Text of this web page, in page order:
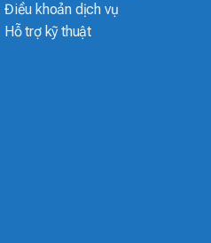
Điều khoản dịch vụ
Hỗ trợ kỹ thuật